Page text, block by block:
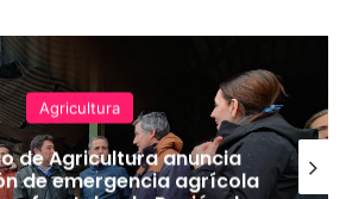
Agricultura
de Agricultura anuncia
de emergencia agrícola